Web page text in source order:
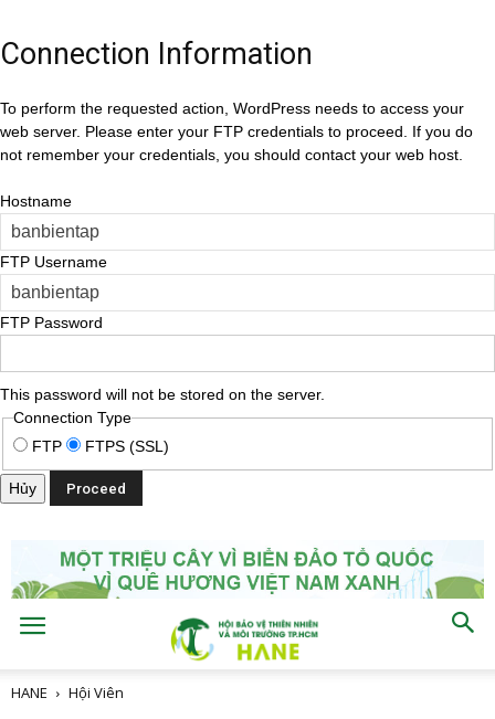
Connection Information
To perform the requested action, WordPress needs to access your
web server. Please enter your FTP credentials to proceed. If you do
not remember your credentials, you should contact your web host.
Hostname
FTP Username
FTP Password
This password will not be stored on the server.
Connection Type
FTP
FTPS (SSL)
Hủy
HANE Hội Viên